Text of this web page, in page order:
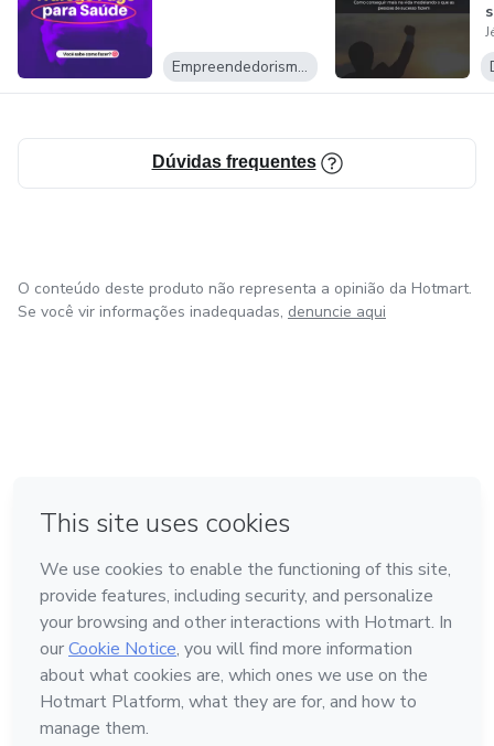
Empreendedorismo Digital
Dúvidas frequentes
O conteúdo deste produto não representa a opinião da Hotmart.
Se você vir informações inadequadas, denuncie aqui
Feito com ❤ em Bogotá
Conheça a Hotmart
Idioma
Português